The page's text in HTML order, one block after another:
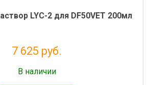
LYС-2 для DF50VET 200мл
7 625 руб.
В наличии